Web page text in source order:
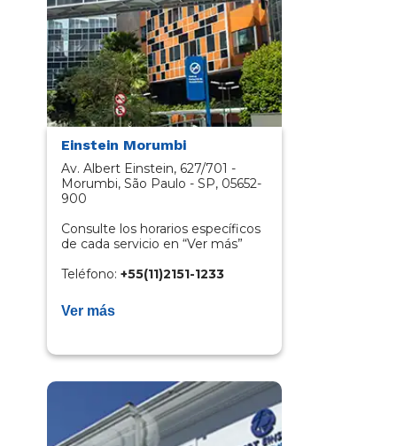
Einstein Morumbi
Av. Albert Einstein, 627/701 -
Morumbi, São Paulo - SP, 05652-
900
Consulte los horarios específicos
de cada servicio en “Ver más”
Teléfono: +55(11)2151-1233​
Ver más